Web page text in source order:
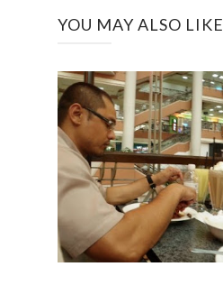
YOU MAY ALSO LIKE